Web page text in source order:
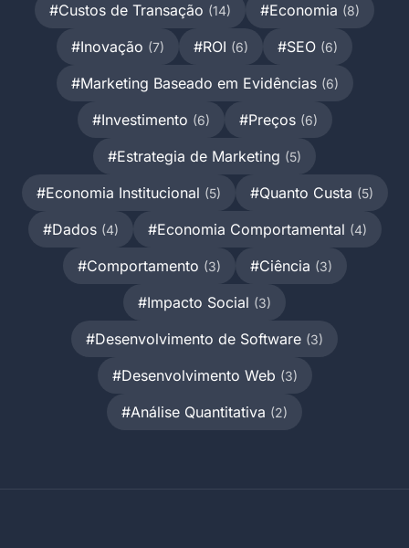
#Custos de Transação (14) #Economia (8)
#Inovação (7) #ROI (6) #SEO (6)
#Marketing Baseado em Evidências (6)
#Investimento (6) #Preços (6)
#Estrategia de Marketing (5)
#Economia Institucional (5) #Quanto Custa (5)
#Dados (4) #Economia Comportamental (4)
#Comportamento (3) #Ciência (3)
#Impacto Social (3)
#Desenvolvimento de Software (3)
#Desenvolvimento Web (3)
#Análise Quantitativa (2)